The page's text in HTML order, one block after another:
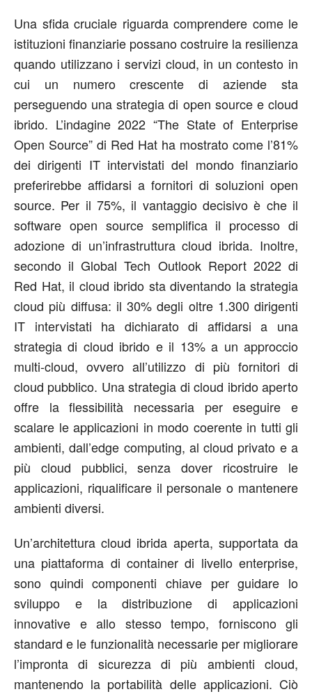
Una sfida cruciale riguarda comprendere come le
istituzioni finanziarie possano costruire la resilienza
quando utilizzano i servizi cloud, in un contesto in
cui un numero crescente di aziende sta
perseguendo una strategia di open source e cloud
ibrido. L’indagine 2022 “The State of Enterprise
Open Source” di Red Hat ha mostrato come l’81%
dei dirigenti IT intervistati del mondo finanziario
preferirebbe affidarsi a fornitori di soluzioni open
source. Per il 75%, il vantaggio decisivo è che il
software open source semplifica il processo di
adozione di un’infrastruttura cloud ibrida. Inoltre,
secondo il Global Tech Outlook Report 2022 di
Red Hat, il cloud ibrido sta diventando la strategia
cloud più diffusa: il 30% degli oltre 1.300 dirigenti
IT intervistati ha dichiarato di affidarsi a una
strategia di cloud ibrido e il 13% a un approccio
multi-cloud, ovvero all’utilizzo di più fornitori di
cloud pubblico. Una strategia di cloud ibrido aperto
offre la flessibilità necessaria per eseguire e
scalare le applicazioni in modo coerente in tutti gli
ambienti, dall’edge computing, al cloud privato e a
più cloud pubblici, senza dover ricostruire le
applicazioni, riqualificare il personale o mantenere
ambienti diversi.
Un’architettura cloud ibrida aperta, supportata da
una piattaforma di container di livello enterprise,
sono quindi componenti chiave per guidare lo
sviluppo e la distribuzione di applicazioni
innovative e allo stesso tempo, forniscono gli
standard e le funzionalità necessarie per migliorare
l’impronta di sicurezza di più ambienti cloud,
mantenendo la portabilità delle applicazioni. Ciò